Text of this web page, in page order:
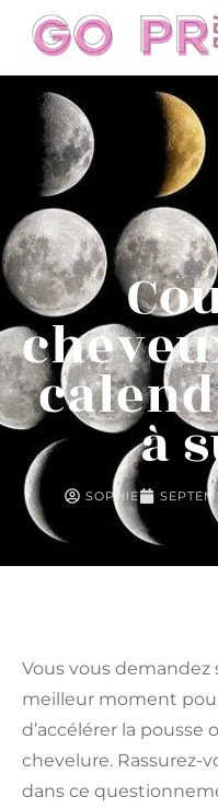
à
SOPHIE
Vous vous
meilleur moment
d’accélérer la pousse
chevelure. Rassurez-
dans ce